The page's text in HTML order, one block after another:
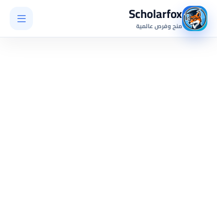
Scholarfox
منح وفرص عالمية